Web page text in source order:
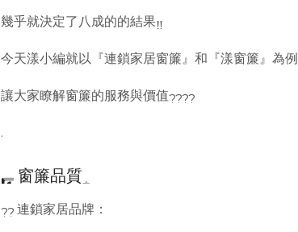
幾乎就決定了八成的的結果
今天漾小編就以『連鎖家居窗簾』和『漾窗簾』為例
讓大家瞭解窗簾的服務與價值
.
窗簾品質
連鎖家居品牌：